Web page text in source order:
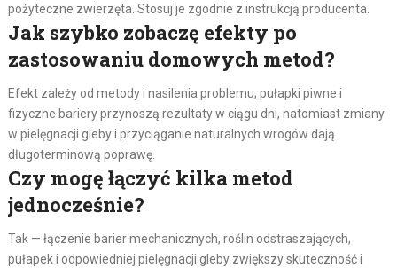
pożyteczne zwierzęta. Stosuj je zgodnie z instrukcją producenta.
Jak szybko zobaczę efekty po
zastosowaniu domowych metod?
Efekt zależy od metody i nasilenia problemu; pułapki piwne i
fizyczne bariery przynoszą rezultaty w ciągu dni, natomiast zmiany
w pielęgnacji gleby i przyciąganie naturalnych wrogów dają
długoterminową poprawę.
Czy mogę łączyć kilka metod
jednocześnie?
Tak — łączenie barier mechanicznych, roślin odstraszających,
pułapek i odpowiedniej pielęgnacji gleby zwiększy skuteczność i